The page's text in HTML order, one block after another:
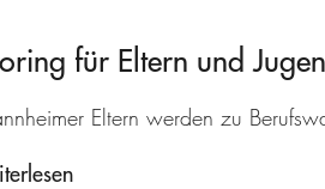
für Eltern und
Eltern werden zu